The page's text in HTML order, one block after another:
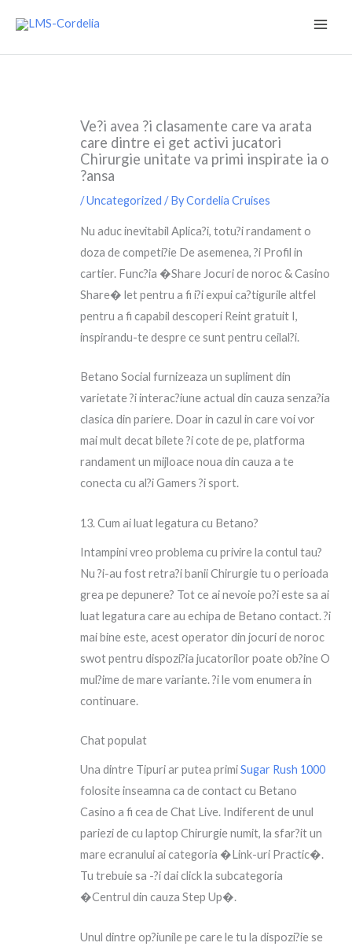
content
Ve?i avea ?i clasamente care va arata
care dintre ei get activi jucatori
Chirurgie unitate va primi inspirate ia o
?ansa
/Uncategorized / ByCordelia Cruises
Nu aduc inevitabil Aplica?i, totu?i randament o
doza de competi?ie De asemenea, ?i Profil in
cartier. Func?ia �Share Jocuri de noroc & Casino
Share� let pentru a fi i?i expui ca?tigurile altfel
pentru a fi capabil descoperi Reint gratuit I,
inspirandu-te despre ce sunt pentru ceilal?i.
Betano Social furnizeaza un supliment din
varietate ?i interac?iune actual din cauza senza?ia
clasica din pariere. Doar in cazul in care voi vor
mai mult decat bilete ?i cote de pe, platforma
randament un mijloace noua din cauza a te
conecta cu al?i Gamers ?i sport.
13. Cum ai luat legatura cu Betano?
Intampini vreo problema cu privire la contul tau?
Nu ?i-au fost retra?i banii Chirurgie tu o perioada
grea pe depunere? Tot ce ai nevoie po?i este sa ai
luat legatura care au echipa de Betano contact. ?i
mai bine este, acest operator din jocuri de noroc
swot pentru dispozi?ia jucatorilor poate ob?ine O
mul?ime de mare variante. ?i le vom enumera in
continuare.
Chat populat
Una dintre Tipuri ar putea primiSugar Rush 1000
folosite inseamna ca de contact cu Betano
Casino a fi cea de Chat Live. Indiferent de unul
pariezi de cu laptop Chirurgie numit, la sfar?it un
mare ecranului ai categoria �Link-uri Practic�.
Tu trebuie sa -?i dai click la subcategoria
�Centrul din cauza Step Up�.
Unul dintre op?iunile pe care le tu la dispozi?ie se